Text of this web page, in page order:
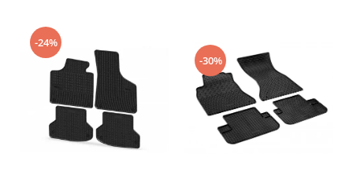
Intretinere & cosmetica auto
-24%
-30%